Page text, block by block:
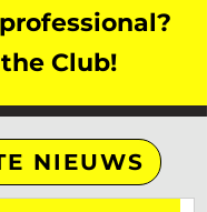
Club!
NIEUWS